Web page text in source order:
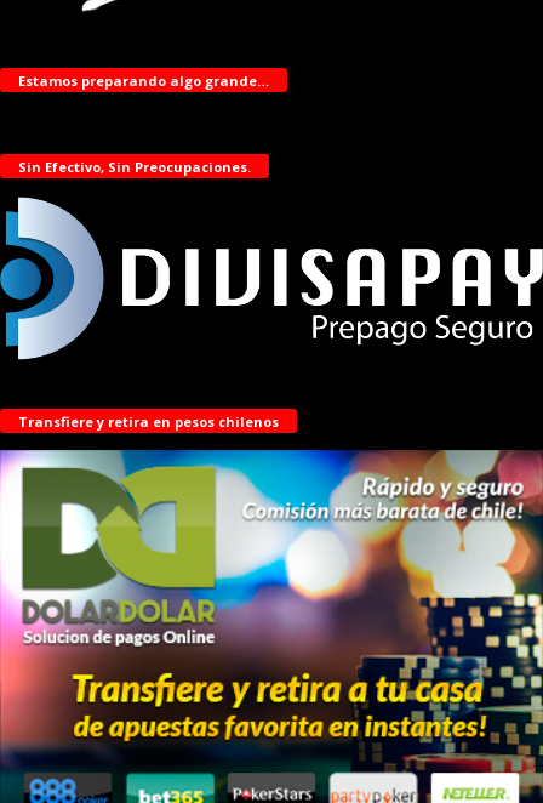
Estamos preparando algo grande…
Sin Efectivo, Sin Preocupaciones.
Transfiere y retira en pesos chilenos